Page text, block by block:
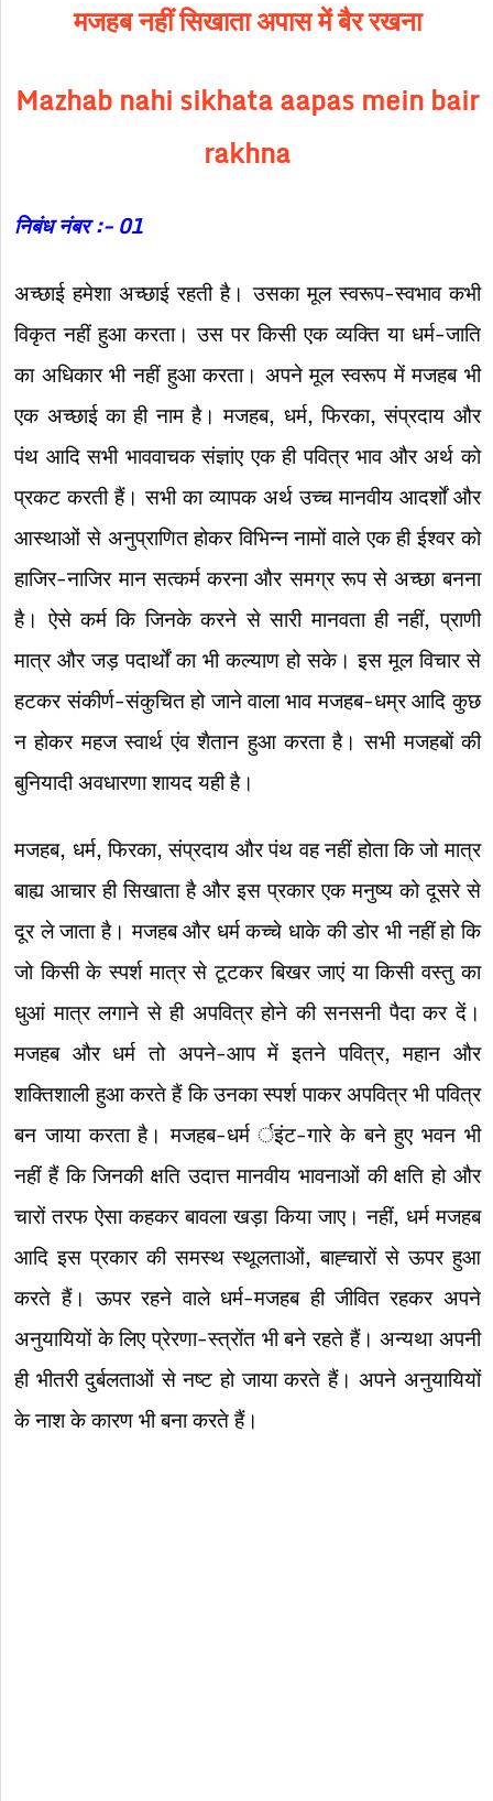
मजहब नहीं सिखाता अपास में बैर रखना
Mazhab nahi sikhata aapas mein bair
rakhna
निबंध नंबर :- 01
अच्छाई हमेशा अच्छाई रहती है। उसका मूल स्वरूप-स्वभाव कभी
विकृत नहीं हुआ करता। उस पर किसी एक व्यक्ति या धर्म-जाति
का अधिकार भी नहीं हुआ करता। अपने मूल स्वरूप में मजहब भी
एक अच्छाई का ही नाम है। मजहब, धर्म, फिरका, संप्रदाय और
पंथ आदि सभी भाववाचक संज्ञांए एक ही पवित्र भाव और अर्थ को
प्रकट करती हैं। सभी का व्यापक अर्थ उच्च मानवीय आदर्शों और
आस्थाओं से अनुप्राणित होकर विभिन्न नामों वाले एक ही ईश्वर को
हाजिर-नाजिर मान सत्कर्म करना और समग्र रूप से अच्छा बनना
है। ऐसे कर्म कि जिनके करने से सारी मानवता ही नहीं, प्राणी
मात्र और जड़ पदार्थों का भी कल्याण हो सके। इस मूल विचार से
हटकर संकीर्ण-संकुचित हो जाने वाला भाव मजहब-धम्र आदि कुछ
न होकर महज स्वार्थ एंव शैतान हुआ करता है। सभी मजहबों की
बुनियादी अवधारणा शायद यही है।
मजहब, धर्म, फिरका, संप्रदाय और पंथ वह नहीं होता कि जो मात्र
बाह्य आचार ही सिखाता है और इस प्रकार एक मनुष्य को दूसरे से
दूर ले जाता है। मजहब और धर्म कच्चे धाके की डोर भी नहीं हो कि
जो किसी के स्पर्श मात्र से टूटकर बिखर जाएं या किसी वस्तु का
धुआं मात्र लगाने से ही अपवित्र होने की सनसनी पैदा कर दें।
मजहब और धर्म तो अपने-आप में इतने पवित्र, महान और
शक्तिशाली हुआ करते हैं कि उनका स्पर्श पाकर अपवित्र भी पवित्र
बन जाया करता है। मजहब-धर्म र्इंट-गारे के बने हुए भवन भी
नहीं हैं कि जिनकी क्षति उदात्त मानवीय भावनाओं की क्षति हो और
चारों तरफ ऐसा कहकर बावला खड़ा किया जाए। नहीं, धर्म मजहब
आदि इस प्रकार की समस्थ स्थूलताओं, बाह्चारों से ऊपर हुआ
करते हैं। ऊपर रहने वाले धर्म-मजहब ही जीवित रहकर अपने
अनुयायियों के लिए प्रेरणा-स्त्रोंत भी बने रहते हैं। अन्यथा अपनी
ही भीतरी दुर्बलताओं से नष्ट हो जाया करते हैं। अपने अनुयायियों
के नाश के कारण भी बना करते हैं।